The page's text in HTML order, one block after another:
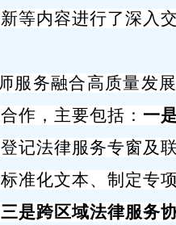
等内容进行了深入
服务融合高质量发
作，主要包括： 一
记法律服务专窗及
标准化文本、制定专
三是跨区域法律服务协